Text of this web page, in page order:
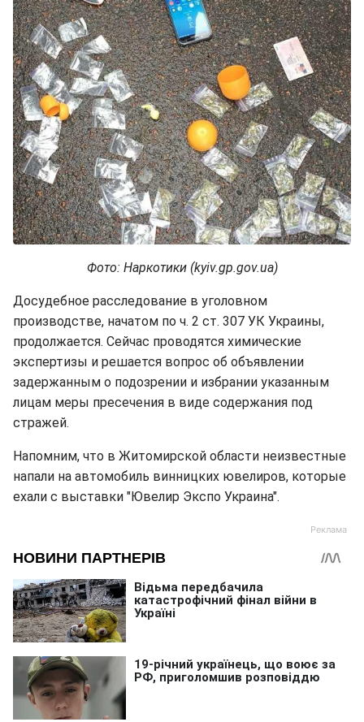
Фото: Наркотики (kyiv.gp.gov.ua)
Досудебное расследование в уголовном
производстве, начатом по ч. 2 ст. 307 УК Украины,
продолжается. Сейчас проводятся химические
экспертизы и решается вопрос об объявлении
задержанным о подозрении и избрании указанным
лицам меры пресечения в виде содержания под
стражей.
Напомним, что в Житомирской области неизвестные
напали на автомобиль винницких ювелиров, которые
ехали с выставки "Ювелир Экспо Украина".